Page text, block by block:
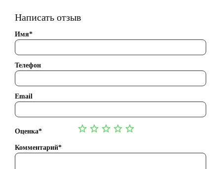
Написать отзыв
Имя*
Телефон
Email
Оценка*
Комментарий*